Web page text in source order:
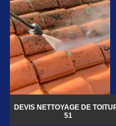
DEVIS NETTOYAGE DE
51